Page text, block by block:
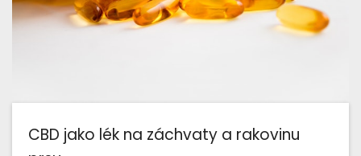
CBD jako lék na záchvaty a rakovinu